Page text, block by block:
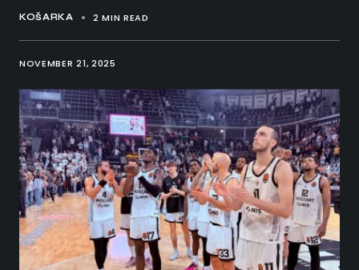
KOŠARKA 2 MIN READ
NOVEMBER 21, 2025